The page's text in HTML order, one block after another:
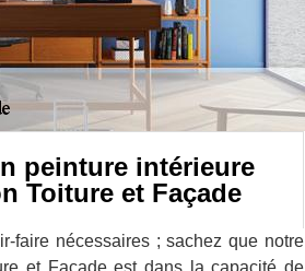
peinture intérieure
Toiture et Façade
faire nécessaires ; sachez que notre
et Façade est dans la capacité de